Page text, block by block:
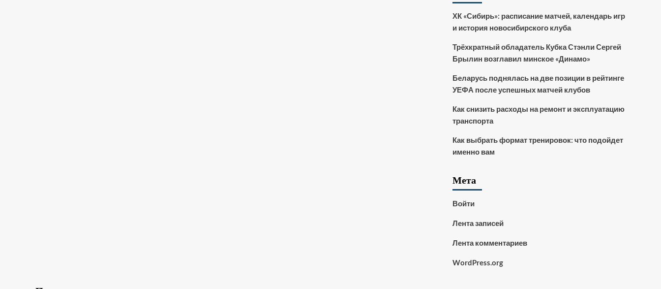
ХК «Сибирь»: расписание матчей, календарь игр
и история новосибирского клуба
Трёхкратный обладатель Кубка Стэнли Сергей
Брылин возглавил минское «Динамо»
Беларусь поднялась на две позиции в рейтинге
УЕФА после успешных матчей клубов
Как снизить расходы на ремонт и эксплуатацию
транспорта
Как выбрать формат тренировок: что подойдет
именно вам
Мета
Войти
Лента записей
Лента комментариев
WordPress.org